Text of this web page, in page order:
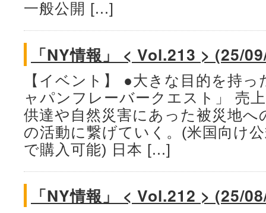
一般公開 [...]
「NY情報」 < Vol.213 > (25/
【イベント】 ●大きな目的を持
ャパンフレーバークエスト」 売
供達や自然災害にあった被災地へ
の活動に繋げていく。(米国向け
で購入可能) 日本 [...]
「NY情報」 < Vol.212 > (25/